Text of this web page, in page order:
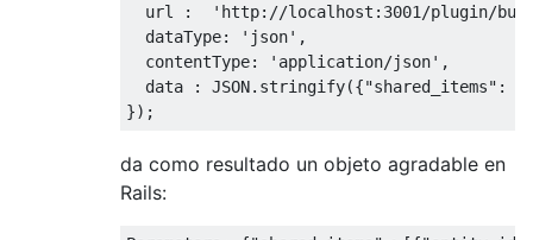
  url
:
'http://localhost:3001/plugin/
  dataType
: 'json' ,
  contentType
: 'application/json' ,
  data
: JSON. stringify({"shared_items" :
});
da como resultado un objeto agradable en
Rails: